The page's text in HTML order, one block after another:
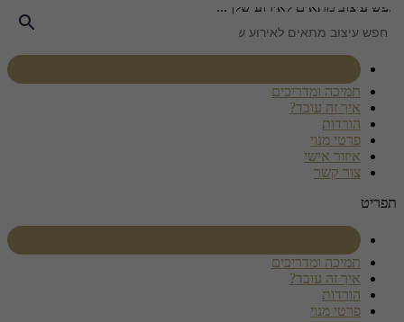
דלג
לתוכן
חפש עיצוב מתאים לאירוע שלך...
תמיכה ומדריכים
איך זה עובד?
הורדות
פרטי מנוי
איזור אישי
צור קשר
תפריט
תמיכה ומדריכים
איך זה עובד?
הורדות
פרטי מנוי